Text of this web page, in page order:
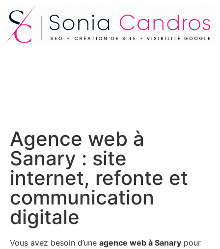
Agence web à
Sanary : site
internet, refonte et
communication
digitale
Vous avez besoin d’une agence web à Sanary pour